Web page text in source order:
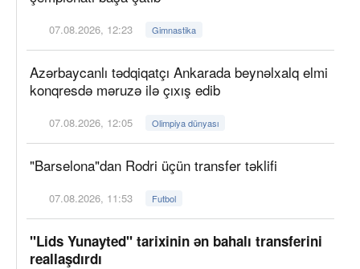
07.08.2026, 12:23 Gimnastika
Azərbaycanlı tədqiqatçı Ankarada beynəlxalq elmi
konqresdə məruzə ilə çıxış edib
07.08.2026, 12:05 Olimpiya dünyası
"Barselona"dan Rodri üçün transfer təklifi
07.08.2026, 11:53 Futbol
"Lids Yunayted" tarixinin ən bahalı transferini
reallaşdırdı